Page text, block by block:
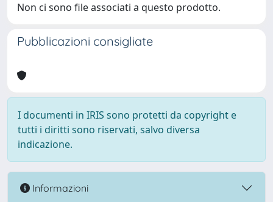
Non ci sono file associati a questo prodotto.
Pubblicazioni consigliate
I documenti in IRIS sono protetti da copyright e
tutti i diritti sono riservati, salvo diversa
indicazione.
Informazioni